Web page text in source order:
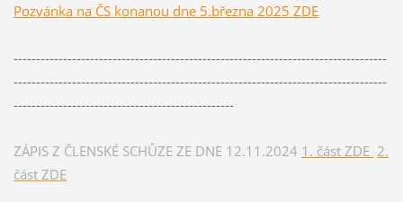
Pozvánka na ČS konanou dne 5.března 2025 ZDE
-----------------------------------------------------------------------------------
-----------------------------------------------------------------------------------
-------------------------------------------------
ZÁPIS Z ČLENSKÉ SCHŮZE ZE DNE 12.11.2024 1. část ZDE 2.
část ZDE